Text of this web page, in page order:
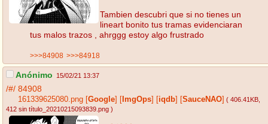
Tambien descubri que si no tienes un
lineart bonito tus tramas evidenciaran
tus malos trazos , ahrggg estoy algo frustrado
>>>84908 >>>84918
Anónimo 15/02/21 13:37
/#/ 84908
161339625080.png Google ImgOps iqdb SauceNAO ( 406.41KB
412 sin título_20210215093839.png )